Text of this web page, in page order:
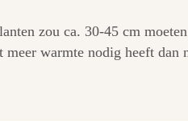
zou ca. 30-45 cm
warmte nodig heeft dan